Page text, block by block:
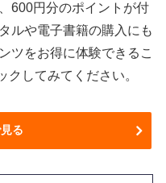
600円分のポイントが付
ルや電子書籍の購入にも
ツをお得に体験できるこ
してみてください。
る